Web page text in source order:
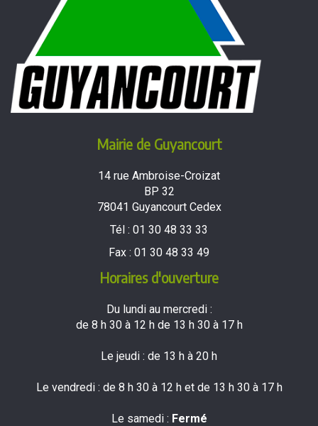
Mairie de Guyancourt
14 rue Ambroise-Croizat
BP 32
78041 Guyancourt Cedex
Tél : 01 30 48 33 33
Fax : 01 30 48 33 49
Horaires d'ouverture
Du lundi au mercredi :
de 8 h 30 à 12 h de 13 h 30 à 17 h
Le jeudi : de 13 h à 20 h
Le vendredi : de 8 h 30 à 12 h et de 13 h 30 à 17 h
Le samedi : Fermé